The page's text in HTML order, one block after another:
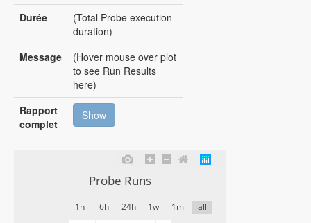
Durée
(Total Probe execution
duration)
Message
(Hover mouse over plot
to see Run Results
here)
Rapport
complet
Show
1h 6h 24h 1w 1m all
Probe Runs